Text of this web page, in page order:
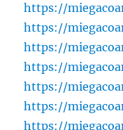
https://
https://
https://
https://
https://
https://
https://